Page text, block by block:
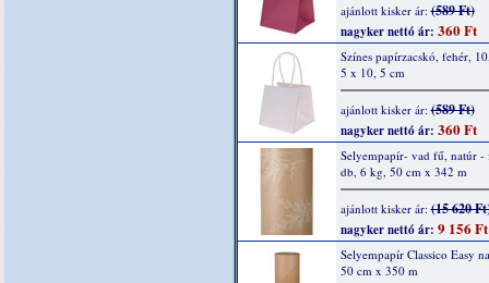
ajánlott kisker ár:(589 Ft)
nagyker nettó ár: 360 Ft
Színes papírzacskó, fehér,
5 x 10, 5 cm
ajánlott kisker ár:(589 Ft)
nagyker nettó ár: 360 Ft
Selyempapír- vad fű, natúr -
db, 6 kg, 50 cm x 342 m
ajánlott kisker ár:(15 620
nagyker nettó ár: 9 156 Ft
Selyempapír Classico Easy
50 cm x 350 m